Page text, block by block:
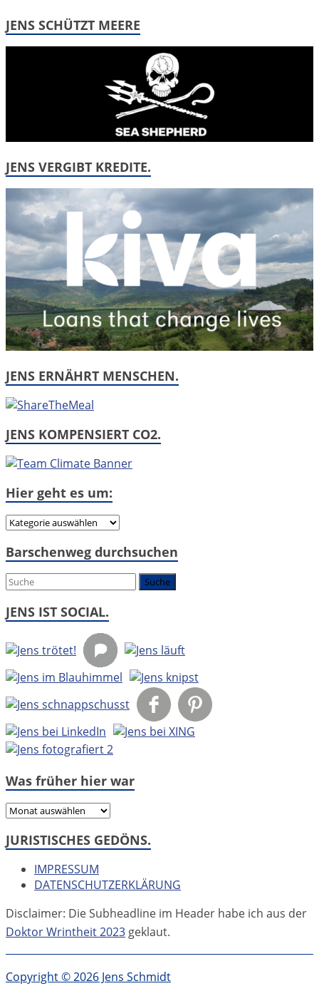
JENS SCHÜTZT MEERE
JENS VERGIBT KREDITE.
JENS ERNÄHRT MENSCHEN.
JENS KOMPENSIERT CO2.
Hier geht es um:
Hier
es
Barschenweg durchsuchen
JENS IST SOCIAL.
Was früher hier war
Was
hier
JURISTISCHES GEDÖNS.
IMPRESSUM
DATENSCHUTZERKLÄRUNG
Disclaimer: Die Subheadline im Header habe ich aus der
Doktor Wrintheit 2023 geklaut.
Copyright © 2026 Jens Schmidt